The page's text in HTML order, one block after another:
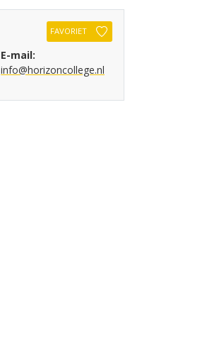
FAVORIET
E-mail:
info@horizoncollege.nl